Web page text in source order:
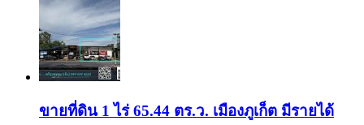
ขายที่ดิน 1 ไร่ 65.44 ตร.ว. เมืองภูเก็ต มีรายได้